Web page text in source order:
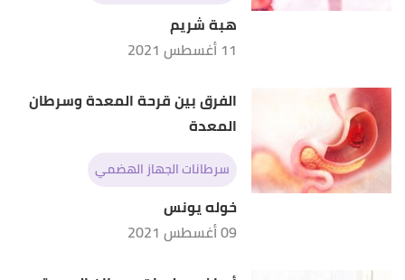
هبة شريم
11 أغسطس 2021
الفرق بين قرحة المعدة وسرطان
المعدة
سرطانات الجهاز الهضمي
خوله يونس
09 أغسطس 2021